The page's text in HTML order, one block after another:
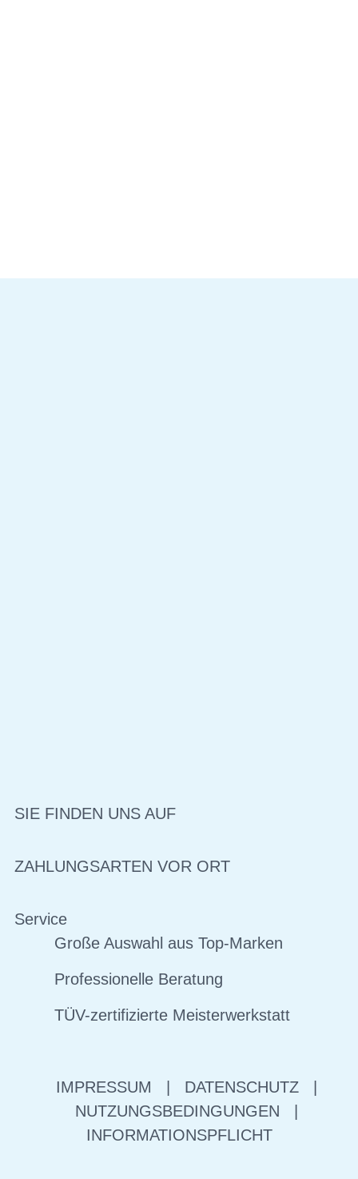
SIE FINDEN UNS AUF
ZAHLUNGSARTEN VOR ORT
Service
Große Auswahl aus Top-Marken
Professionelle Beratung
TÜV-zertifizierte Meisterwerkstatt
IMPRESSUM DATENSCHUTZ
NUTZUNGSBEDINGUNGEN
INFORMATIONSPFLICHT